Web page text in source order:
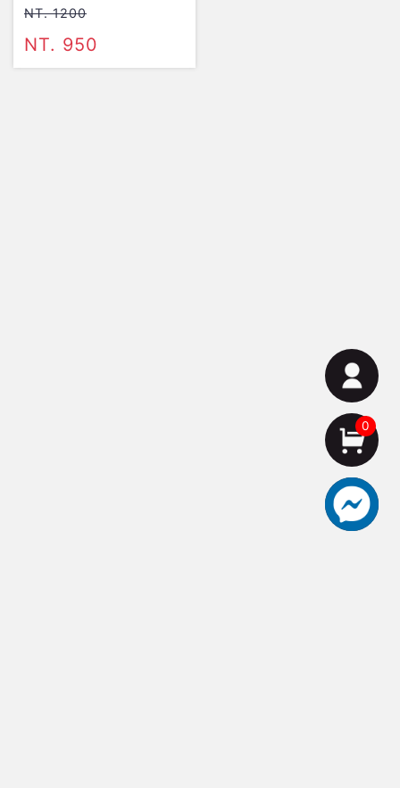
NT. 1200
NT. 950
0